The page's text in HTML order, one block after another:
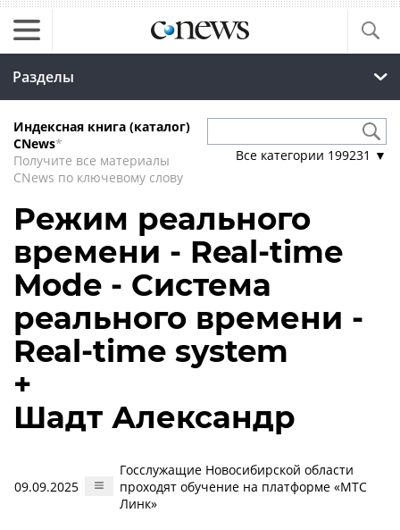
Разделы
Индексная книга (каталог)
CNews*
Получите все материалы
CNews по ключевому слову
Все категории 199231 ▼
Режим реального
времени - Real-time
Mode - Система
реального времени -
Real-time system
+
Шадт Александр
09.09.2025
Госслужащие Новосибирской области
проходят обучение на платформе «МТС
Линк»